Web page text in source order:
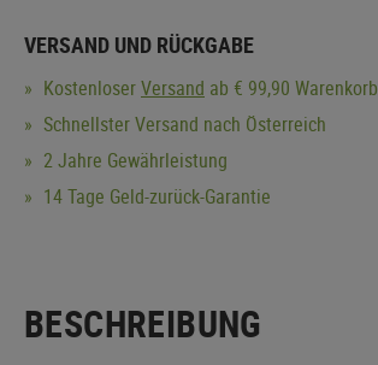
VERSAND UND RÜCKGABE
KostenloserVersand ab € 99,90 Warenkorb
Schnellster Versand nach Österreich
2 Jahre Gewährleistung
14 Tage Geld-zurück-Garantie
BESCHREIBUNG